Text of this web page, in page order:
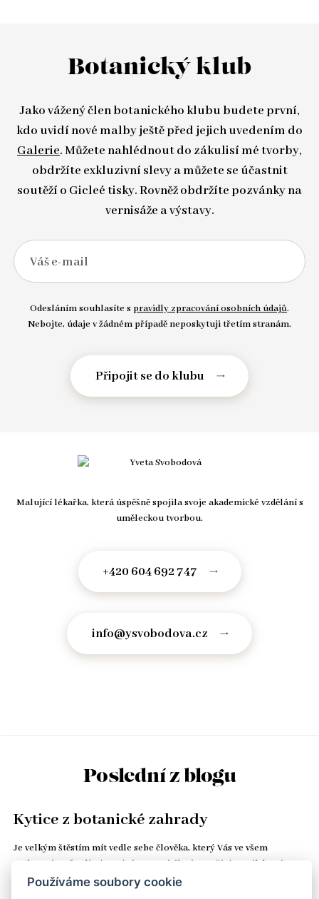
Botanický klub
Jako vážený člen botanického klubu budete první,
kdo uvidí nové malby ještě před jejich uvedením do
Galerie. Můžete nahlédnout do zákulisí mé tvorby,
obdržíte exkluzivní slevy a můžete se účastnit
soutěží o Gicleé tisky. Rovněž obdržíte pozvánky na
vernisáže a výstavy.
Váš e-mail
Odesláním souhlasíte s pravidly zpracování osobních údajů.
Nebojte, údaje v žádném případě neposkytuji třetím stranám.
Malující lékařka, která úspěšně spojila svoje akademické vzdělání s
uměleckou tvorbou.
+420 604 692 747
info@ysvobodova.cz
Poslední z blogu
Kytice z botanické zahrady
Je velkým štěstím mít vedle sebe člověka, který Vás ve všem
podporuje a fandí Vám. Já si toto privilegium užívám. Nikdy mi na
stole nechybí čerstvé květiny, oříšková čokoláda v šuplíku a kozí…
Používáme soubory cookie